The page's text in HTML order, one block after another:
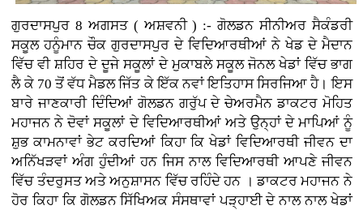
ਗੁਰਦਾਸਪੁਰ 8 ਅਗਸਤ ( ਅਸ਼ਵਨੀ ) :- ਗੋਲਡਨ ਸੀਨੀਅਰ ਸੈਕੰਡਰੀ
ਸਕੂਲ ਹਨੂੰਮਾਨ ਚੌਕ ਗੁਰਦਾਸਪੁਰ ਦੇ ਵਿਦਿਆਰਥੀਆਂ ਨੇ ਖੇਡ ਦੇ ਮੈਦਾਨ
ਵਿੱਚ ਵੀ ਸ਼ਹਿਰ ਦੇ ਦੂਜੇ ਸਕੂਲਾਂ ਦੇ ਮੁਕਾਬਲੇ ਸਕੂਲ ਜੋਨਲ ਖੇਡਾਂ ਵਿੱਚ ਭਾਗ
ਲੈ ਕੇ 70 ਤੋਂ ਵੱਧ ਮੈਡਲ ਜਿੱਤ ਕੇ ਇੱਕ ਨਵਾਂ ਇਤਿਹਾਸ ਸਿਰਜਿਆ ਹੈ। ਇਸ
ਬਾਰੇ ਜਾਣਕਾਰੀ ਦਿੰਦਿਆਂ ਗੋਲਡਨ ਗਰੁੱਪ ਦੇ ਚੇਅਰਮੈਨ ਡਾਕਟਰ ਮੋਹਿਤ
ਮਹਾਜਨ ਨੇ ਦੋਵਾਂ ਸਕੂਲਾਂ ਦੇ ਵਿਦਿਆਰਥੀਆਂ ਅਤੇ ਉਨ੍ਹਾਂ ਦੇ ਮਾਪਿਆਂ ਨੂੰ
ਸ਼ੁਭ ਕਾਮਨਾਵਾਂ ਭੇਟ ਕਰਦਿਆਂ ਕਿਹਾ ਕਿ ਖੇਡਾਂ ਵਿਦਿਆਰਥੀ ਜੀਵਨ ਦਾ
ਅਨਿੱਖੜਵਾਂ ਅੰਗ ਹੁੰਦੀਆਂ ਹਨ ਜਿਸ ਨਾਲ ਵਿਦਿਆਰਥੀ ਆਪਣੇ ਜੀਵਨ
ਵਿੱਚ ਤੰਦਰੁਸਤ ਅਤੇ ਅਨੁਸ਼ਾਸਨ ਵਿੱਚ ਰਹਿੰਦੇ ਹਨ । ਡਾਕਟਰ ਮਹਾਜਨ ਨੇ
ਹੋਰ ਕਿਹਾ ਕਿ ਗੋਲਡਨ ਸਿੱਖਿਅਕ ਸੰਸਥਾਵਾਂ ਪੜ੍ਹਾਈ ਦੇ ਨਾਲ ਨਾਲ ਖੇਡਾਂ